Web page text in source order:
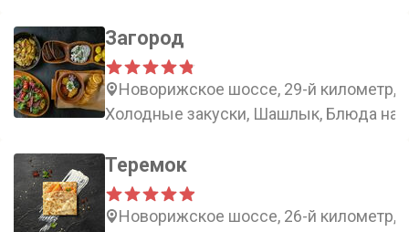
Загород
Новорижское шоссе, 29-й километр,
Холодные закуски, Шашлык, Блюда на
Теремок
Новорижское шоссе, 26-й километр,